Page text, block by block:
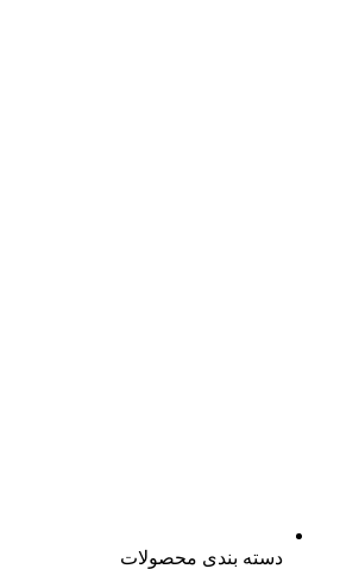
دسته بندی محصولات